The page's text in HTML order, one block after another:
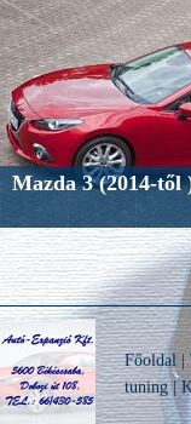
Mazda 3 (2014-től
Főoldal |
tuning|